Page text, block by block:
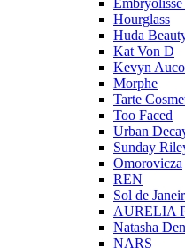
Hourglass
Huda
Kat Von D
Kevyn
Morphe
Tarte
Too Faced
Urban
Sunday
Omorovicza
REN
Sol de
AURELIA
Natasha
NARS